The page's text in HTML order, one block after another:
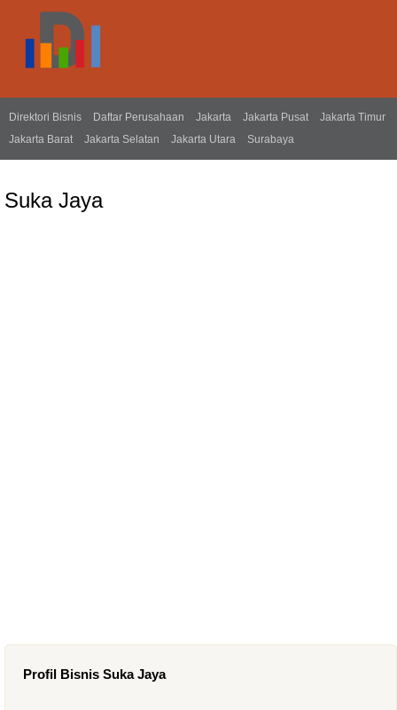
Direktori Bisnis Daftar Perusahaan Jakarta Jakarta Pusat
Jakarta Timur
Jakarta Barat
Jakarta Selatan Jakarta Utara Surabaya
Suka Jaya
Profil Bisnis Suka Jaya